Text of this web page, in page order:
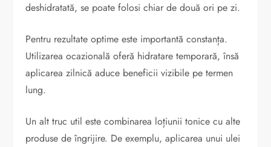
deshidratată, se poate folosi chiar de două ori pe zi.
Pentru rezultate optime este importantă constanța.
Utilizarea ocazională oferă hidratare temporară, însă
aplicarea zilnică aduce beneficii vizibile pe termen
lung.
Un alt truc util este combinarea loțiunii tonice cu alte
produse de îngrijire. De exemplu, aplicarea unui ulei